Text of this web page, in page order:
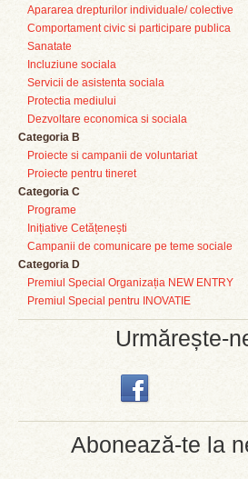
Apararea drepturilor individuale/ colective
Comportament civic si participare publica
Sanatate
Incluziune sociala
Servicii de asistenta sociala
Protectia mediului
Dezvoltare economica si sociala
Categoria B
Proiecte si campanii de voluntariat
Proiecte pentru tineret
Categoria C
Programe
Inițiative Cetățenești
Campanii de comunicare pe teme sociale
Categoria D
Premiul Special Organizația NEW ENTRY
Premiul Special pentru INOVATIE
Urmărește-
Abonează-te la